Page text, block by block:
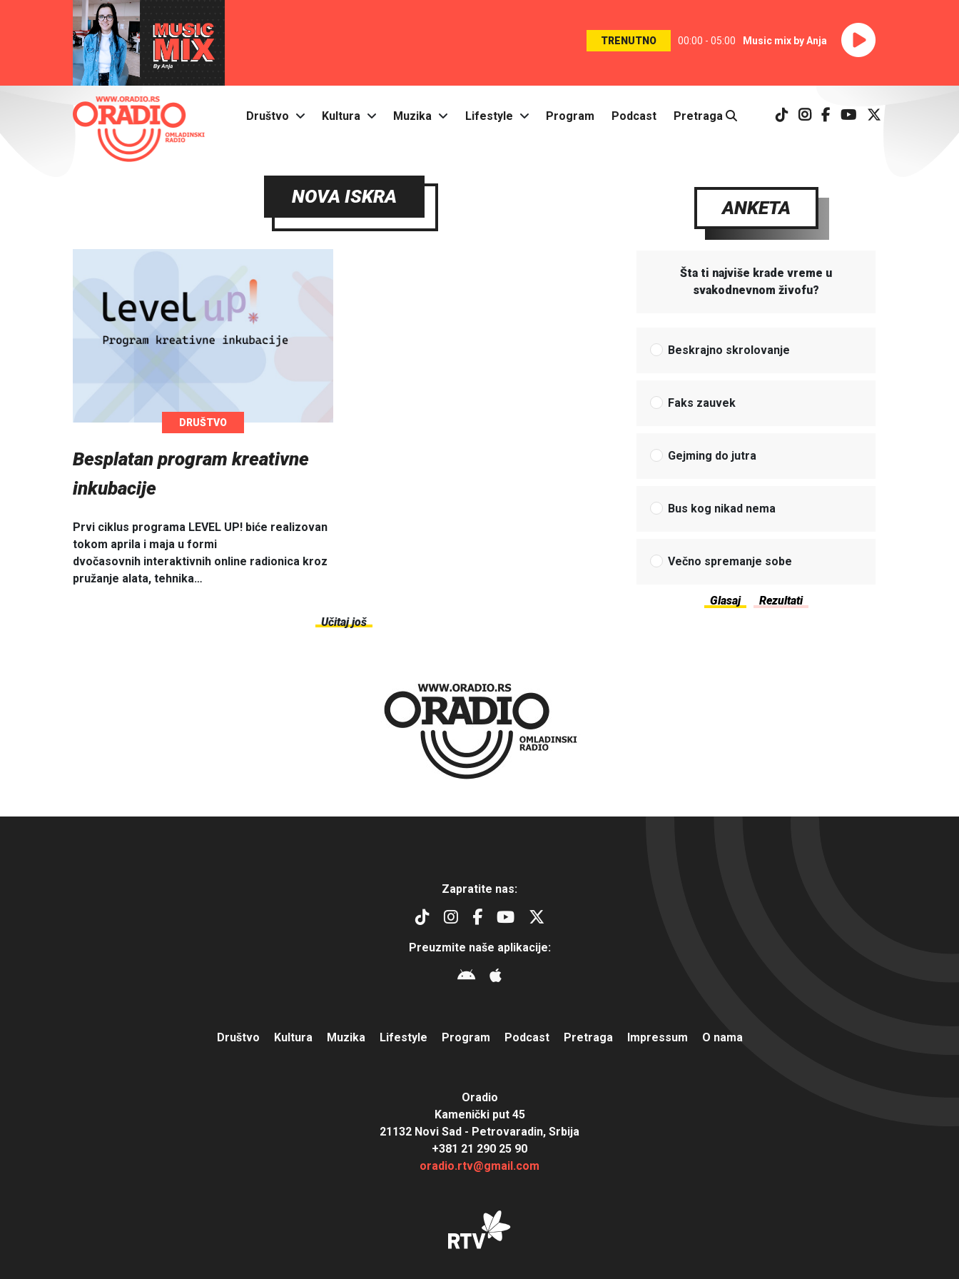
TRENUTNO 00:00 - 05:00 Music mix by Anja
Društvo Kultura Muzika Lifestyle Program Podcast Pretraga
NOVA ISKRA
DRUŠTVO
Besplatan program kreativne
inkubacije
Prvi ciklus programa LEVEL UP! biće realizovan
tokom aprila i maja u formi
dvočasovnih interaktivnih online radionica kroz
pružanje alata, tehnika…
Učitaj još
ANKETA
Šta ti najviše krade vreme u
svakodnevnom živofu?
Beskrajno skrolovanje
Faks zauvek
Gejming do jutra
Bus kog nikad nema
Večno spremanje sobe
Zapratite nas:
Preuzmite naše aplikacije:
Društvo Kultura Muzika Lifestyle Program Podcast Pretraga Impressum O nama
Oradio
Kamenički put 45
21132 Novi Sad - Petrovaradin, Srbija
+381 21 290 25 90
oradio.rtv@gmail.com